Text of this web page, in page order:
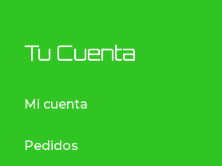
Tu Cuenta
Mi cuenta
Pedidos